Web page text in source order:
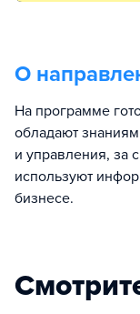
О
На программе
обладают
и управления, за
используют
бизнесе.